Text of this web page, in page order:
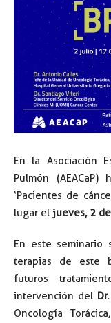
En la Asociación
Pulmón
‘Pacientes de
lugar el jueves, 2
En este seminario
terapias de este
futuros
intervención del
Oncología